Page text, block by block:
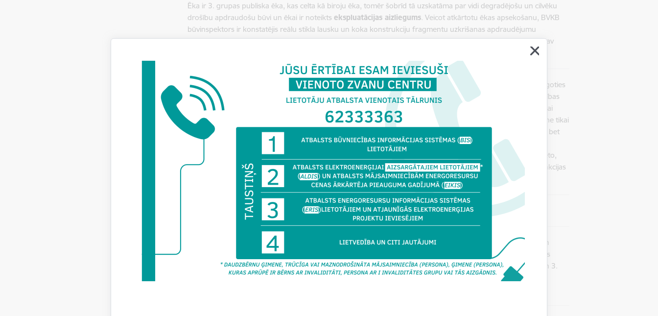
Ēka ir 3. grupas publiska ēka, kas celta kā biroju ēka, tomēr šobrīd tā uzskatāma par vidi degradējošu un cilvēku
drošību apdraudošu būvi un ēkai ir noteiktsekspluatācijas aizliegums. Veicot atkārtotu ēkas apsekošanu, BVKB
būvinspektors ir konstatējis reālu stikla lausku un koka konstrukciju fragmentu uzkrišanas apdraudējumu
garāmgājējiem, pagraba lūkas nav nosegtas vai norobežotas, pastāv risks tajās iekrist un savainoties, kā arī nav
BVKB direktore Baiba Vītoliņa: “BVKB šo ēku, kā bīstamu, ir noteicis jau kopš 2024. gada, tomēr, neraugoties
uz vairākkārtējiem BVKB brīdinājumiem, ēkas īpašnieki (ir notikusi īpašnieku maiņa) nav veikuši ēkas drošības
uzlabošanas pasākumus. BVKB esošajam un arī iepriekšējam ēkas īpašniekam uzdeva veikt pasākumus, lai
novērstu ēkas lietošanas bīstamību. Pēdējās ēkas apsekošanas laikā BVKB būvinspektors konstatēja, ka ne tikai
netiek ievērots ēkas ekspluatācijas aizliegums un nav veikti pietiekoši pasākumi, lai ēku padarītu drošāku, bet
daļēji ēka pat tiek ekspluatēta saimnieciskās darbības veikšanai. Tāpat īpašnieks nav veicis un Būvniecības
informācijas sistēmā (BIS) reģistrējis ēkas periodiskās tehniskās apsekošanas atzinumu. Ņemot vērā minēto,
BVKB ir uzsācis administratīvā pārkāpuma lietu, kā arī piemērojis būves īpašniekam likumos noteiktās sankcijas
par noteikto pienākumu neizpildi.”
BVKB par minēto situāciju ir informējis arī vietējo pašvaldību.
Baiba Vītoliņa
: “Ēku īpašniekiem atgādinām, ka Civillikuma 1084. pants noteic, ka katram
būves īpašniekam, lai aizsargātu sabiedrisko drošību, jātur sava būve tādā stāvoklī, ka no tās nevar rasties
kaitējums ne kaimiņiem, ne garāmgājējiem, ne arī tās lietotājiem. Tāpat atgādinām, ka reizi 10 gados 2. un 3.
grupas publisko ēku īpašniekiem ir pienākums veikt ēkas periodisko tehnisko apsekošanu un atzinumu